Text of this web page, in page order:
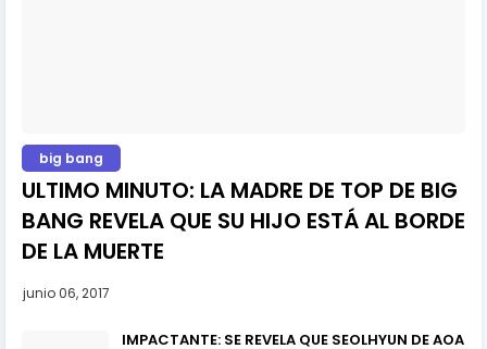
big bang
ULTIMO MINUTO: LA MADRE DE TOP DE BIG
BANG REVELA QUE SU HIJO ESTÁ AL BORDE
DE LA MUERTE
junio 06, 2017
IMPACTANTE: SE REVELA QUE SEOLHYUN DE AOA